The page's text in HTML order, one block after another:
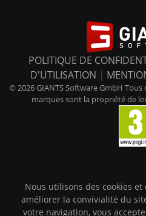
POLITIQUE DE
D'UTILISATION |
© 2026 GIANTS Software GmbH
marques sont la propriété de
Nous utilisons des cookies
améliorer la convivialité du
votre navigation, vous